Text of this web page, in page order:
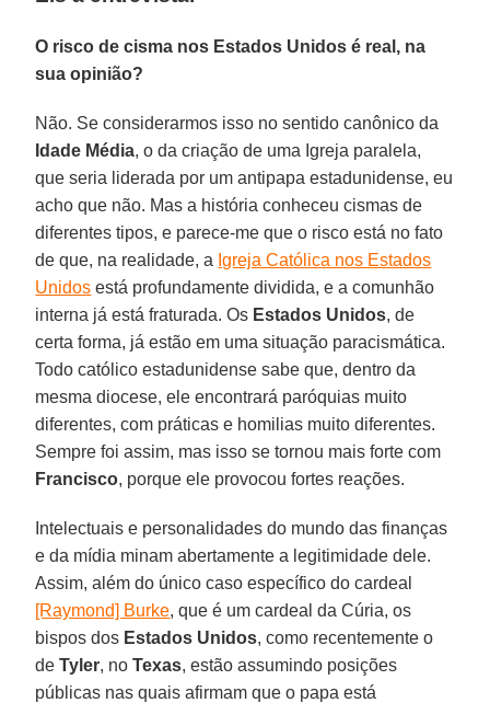
O risco de cisma nos Estados Unidos é real, na
sua opinião?
Não. Se considerarmos isso no sentido canônico da
Idade Média, o da criação de uma Igreja paralela,
que seria liderada por um antipapa estadunidense, eu
acho que não. Mas a história conheceu cismas de
diferentes tipos, e parece-me que o risco está no fato
de que, na realidade, a Igreja Católica nos Estados
Unidos está profundamente dividida, e a comunhão
interna já está fraturada. Os Estados Unidos, de
certa forma, já estão em uma situação paracismática.
Todo católico estadunidense sabe que, dentro da
mesma diocese, ele encontrará paróquias muito
diferentes, com práticas e homilias muito diferentes.
Sempre foi assim, mas isso se tornou mais forte com
Francisco, porque ele provocou fortes reações.
Intelectuais e personalidades do mundo das finanças
e da mídia minam abertamente a legitimidade dele.
Assim, além do único caso específico do cardeal
[Raymond] Burke, que é um cardeal da Cúria, os
bispos dos Estados Unidos, como recentemente o
deTyler, noTexas, estão assumindo posições
públicas nas quais afirmam que o papa está